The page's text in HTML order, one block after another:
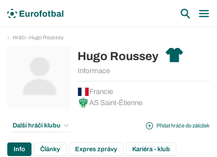
Hráči - Hugo Roussey
Hugo Roussey
Informace
Francie
AS Saint-Étienne
Přidat hráče do záložek
Další hráči klubu
Info Články Expres zprávy Kariéra - klub